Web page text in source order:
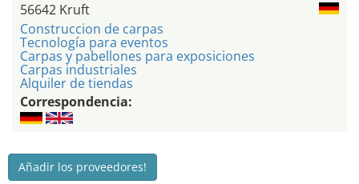
56642 Kruft
Construccion de carpas
Tecnología para eventos
Carpas y pabellones para exposiciones
Carpas industriales
Alquiler de tiendas
Correspondencia:
Añadir los proveedores!